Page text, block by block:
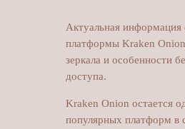
Актуальная информация
платформы Kraken
зеркала и особенности
доступа.
Kraken Onion остается
популярных платформ в